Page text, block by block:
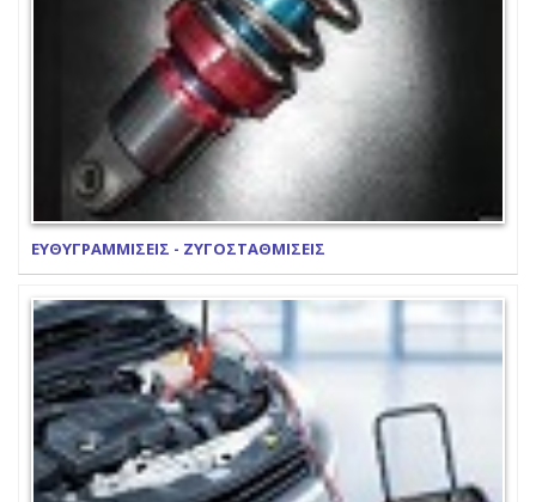
ΕΥΘΥΓΡΑΜΜΙΣΕΙΣ - ΖΥΓΟΣΤΑΘΜΙΣΕΙΣ